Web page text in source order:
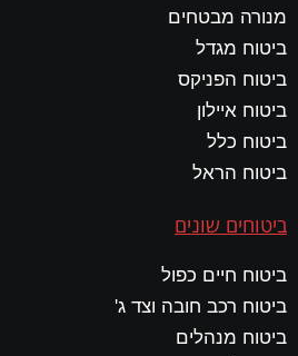
מנורה מבטחים
ביטוח מגדל
ביטוח הפניקס
ביטוח איילון
ביטוח כלל
ביטוח הראל
ביטוחים שונים
ביטוח חיים כפול
ביטוח רכב חובה וצד ג'
ביטוח מנהלים